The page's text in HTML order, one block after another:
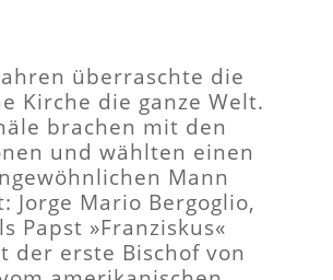
überraschte die
Kirche die ganze Welt.
brachen mit den
und wählten einen
Mann
Jorge Mario Bergoglio,
Papst »Franziskus«
der erste Bischof von